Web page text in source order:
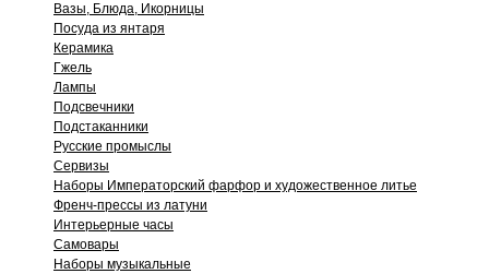
Вазы, Блюда, Икорницы
Посуда из янтаря
Керамика
Гжель
Лампы
Подсвечники
Подстаканники
Русские промыслы
Сервизы
Наборы Императорский фарфор и художественное литье
Френч-прессы из латуни
Интерьерные часы
Самовары
Наборы музыкальные